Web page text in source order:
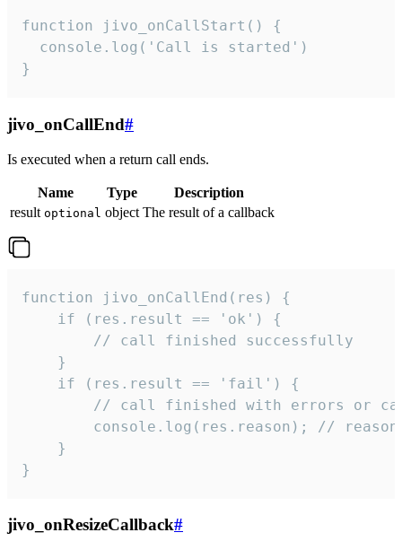
function jivo_onCallStart() {
  console.log('Call is started')
}
jivo_onCallEnd#
Is executed when a return call ends.
Name Type
Description
result optional object The result of a callback
function jivo_onCallEnd(res) {
    if (res.result == 'ok') {
        // call finished successfully
    }
    if (res.result == 'fail') {
// call finished with errors or
console.log(res.reason); //
    }
}
jivo_onResizeCallback#